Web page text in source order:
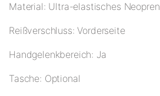
Material: Ultra-elastisches Neopren
Reißverschluss: Vorderseite
Handgelenkbereich: Ja
Tasche: Optional